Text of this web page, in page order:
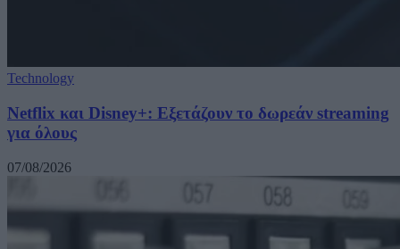
Technology
Netflix και Disney+: Εξετάζουν το δωρεάν streaming
για όλους
07/08/2026